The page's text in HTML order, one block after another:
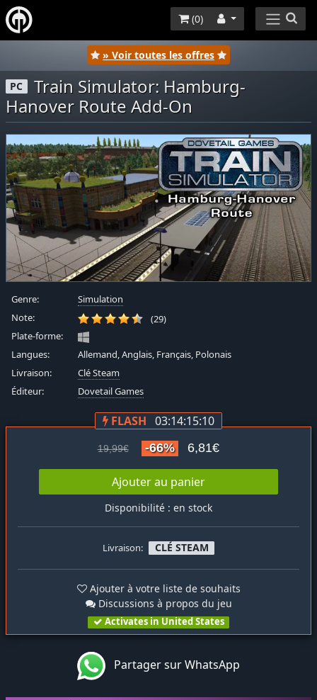
(0)
» Voir toutes les offres
PC
Train Simulator: Hamburg-
Hanover Route Add-On
Genre:
Simulation
Note:
(29)
Plate-forme:
Langues:
Allemand, Anglais, Français, Polonais
Livraison:
Clé Steam
Éditeur:
Dovetail Games
FLASH 03:14:15:10
19,99€ -66% 6,81€
Ajouter au panier
Disponibilité : en stock
Livraison: CLÉ STEAM
Ajouter à votre liste de souhaits
Discussions à propos du jeu
Activates in United States
Partager sur WhatsApp